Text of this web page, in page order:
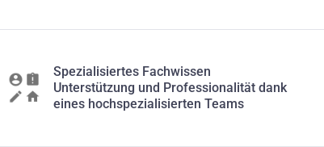
Spezialisiertes Fachwissen
Unterstützung und Professionalität dank
eines hochspezialisierten Teams